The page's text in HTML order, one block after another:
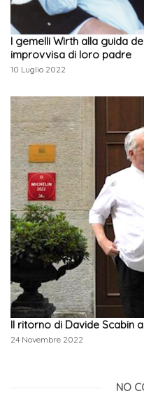
I gemelli Wirth alla guida
improvvisa di loro padre
10 Luglio 2022
Il ritorno di Davide Scabin
24 Novembre 2022
NO